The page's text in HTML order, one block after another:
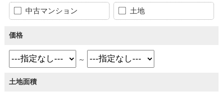
中古マンション 土地
価格
～
土地面積